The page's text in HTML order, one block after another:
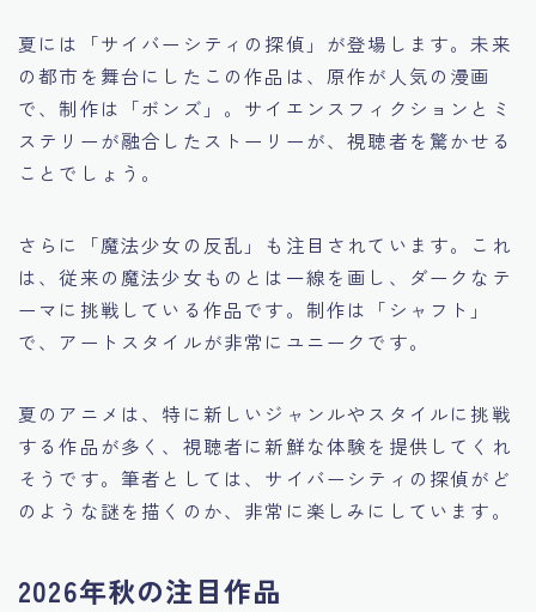
夏には「サイバーシティの探偵」が登場します。未来
の都市を舞台にしたこの作品は、原作が人気の漫画
で、制作は「ボンズ」。サイエンスフィクションとミ
ステリーが融合したストーリーが、視聴者を驚かせる
ことでしょう。
さらに「魔法少女の反乱」も注目されています。これ
は、従来の魔法少女ものとは一線を画し、ダークなテ
ーマに挑戦している作品です。制作は「シャフト」
で、アートスタイルが非常にユニークです。
夏のアニメは、特に新しいジャンルやスタイルに挑戦
する作品が多く、視聴者に新鮮な体験を提供してくれ
そうです。筆者としては、サイバーシティの探偵がど
のような謎を描くのか、非常に楽しみにしています。
2026年秋の注目作品